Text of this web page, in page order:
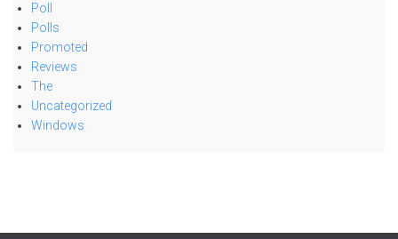
Poll
Polls
Promoted
Reviews
The
Uncategorized
Windows